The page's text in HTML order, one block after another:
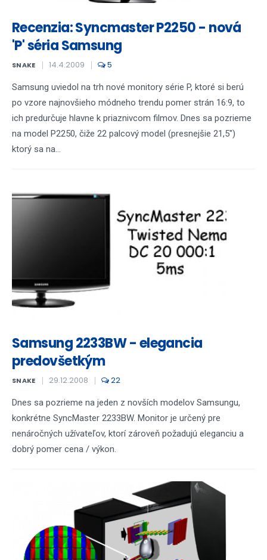
Recenzia: Syncmaster P2250 - nová
'P' séria Samsung
SNAKE 14.4.2009 5
Samsung uviedol na trh nové monitory série P, ktoré si berú
po vzore najnovšieho módneho trendu pomer strán 16:9, to
ich predurčuje hlavne k priaznivcom filmov. Dnes sa pozrieme
na model P2250, čiže 22 palcový model (presnejšie 21,5")
ktorý sa na...
Samsung 2233BW - elegancia
predovšetkým
SNAKE 29.12.2008 22
Dnes sa pozrieme na jeden z novších modelov Samsungu,
konkrétne SyncMaster 2233BW. Monitor je určený pre
nenáročných užívateľov, ktorí zároveň požadujú eleganciu a
dobrý pomer cena / výkon.